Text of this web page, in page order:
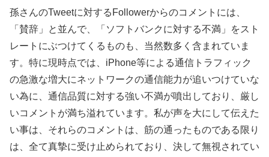
孫さんのTweetに対するFollowerからのコメントには、
「賛辞」と並んで、「ソフトバンクに対する不満」をスト
レートにぶつけてくるものも、当然数多く含まれていま
す。特に現時点では、iPhone等による通信トラフィック
の急激な増大にネットワークの通信能力が追いつけていな
い為に、通信品質に対する強い不満が噴出しており、厳し
いコメントが満ち溢れています。私が声を大にして伝えた
い事は、それらのコメントは、筋の通ったものである限り
は、全て真摯に受け止められており、決して無視されてい